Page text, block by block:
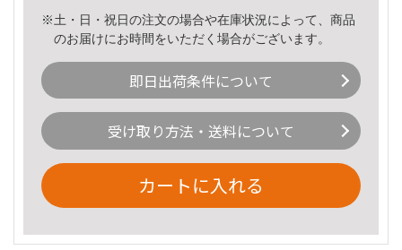
※土・日・祝日の注文の場合や在庫状況によって、商品
のお届けにお時間をいただく場合がございます。
即日出荷条件について
受け取り方法・送料について
カートに入れる